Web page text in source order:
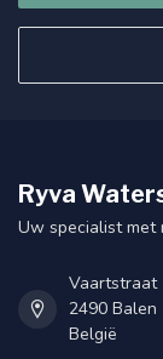
Ryva
Uw specialist met
Vaartstraat
2490 Balen
België